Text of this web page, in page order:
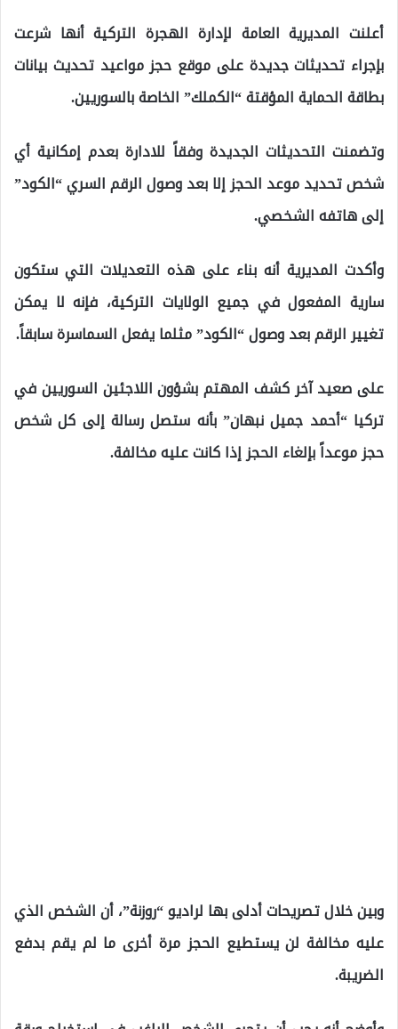
أعلنت المديرية العامة لإدارة الهجرة التركية أنها شرعت
بإجراء تحديثات جديدة على موقع حجز مواعيد تحديث بيانات
بطاقة الحماية المؤقتة “الكملك” الخاصة بالسوريين.
وتضمنت التحديثات الجديدة وفقاً للادارة بعدم إمكانية أي
شخص تحديد موعد الحجز إلا بعد وصول الرقم السري “الكود”
إلى هاتفه الشخصي.
وأكدت المديرية أنه بناء على هذه التعديلات التي ستكون
سارية المفعول في جميع الولايات التركية، فإنه لا يمكن
تغيير الرقم بعد وصول “الكود” مثلما يفعل السماسرة سابقاً.
على صعيد آخر كشف المهتم بشؤون اللاجئين السوريين في
تركيا “أحمد جميل نبهان” بأنه ستصل رسالة إلى كل شخص
حجز موعداً بإلغاء الحجز إذا كانت عليه مخالفة.
وبين خلال تصريحات أدلى بها لراديو “روزنة”، أن الشخص الذي
عليه مخالفة لن يستطيع الحجز مرة أخرى ما لم يقم بدفع
الضريبة.